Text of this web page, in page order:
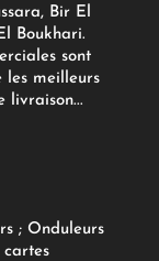
Bir El
Boukhari.
sont
les meilleurs
livraison...
; Onduleurs
cartes